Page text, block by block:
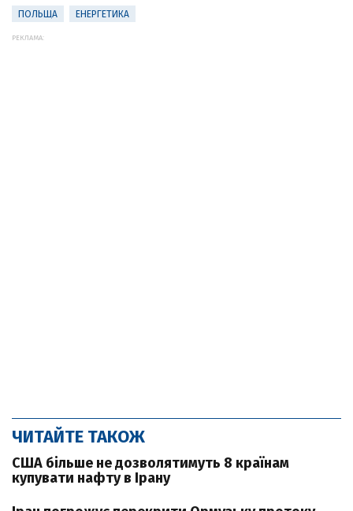
ПОЛЬЩА ЕНЕРГЕТИКА
РЕКЛАМА:
ЧИТАЙТЕ ТАКОЖ
США більше не дозволятимуть 8 країнам
купувати нафту в Ірану